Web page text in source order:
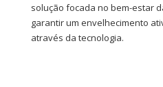
solução focada no bem-estar
garantir um envelhecimento
através da tecnologia.